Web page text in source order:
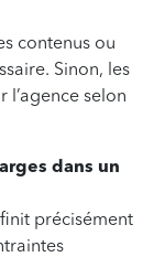
contenus ou
Sinon, les
l’agence selon
dans un
précisément